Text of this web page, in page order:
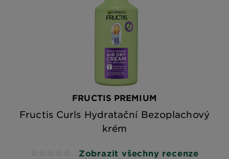
FRUCTIS PREMIUM
Fructis Curls Hydratační Bezoplachový
krém
No reviews Zobrazit všechny recenze